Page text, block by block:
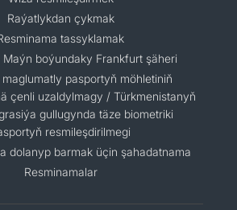
Raýatlykdan çykmak
tassyklamak
Maýn boýundaky Frankfurt şäheri
maglumatly pasportyň möhletiniň
çenli uzaldylmagy / Türkmenistanyň
gullugynda täze biometriki
resmileşdirilmegi
dolanyp barmak üçin şahadatnama
Resminamalar